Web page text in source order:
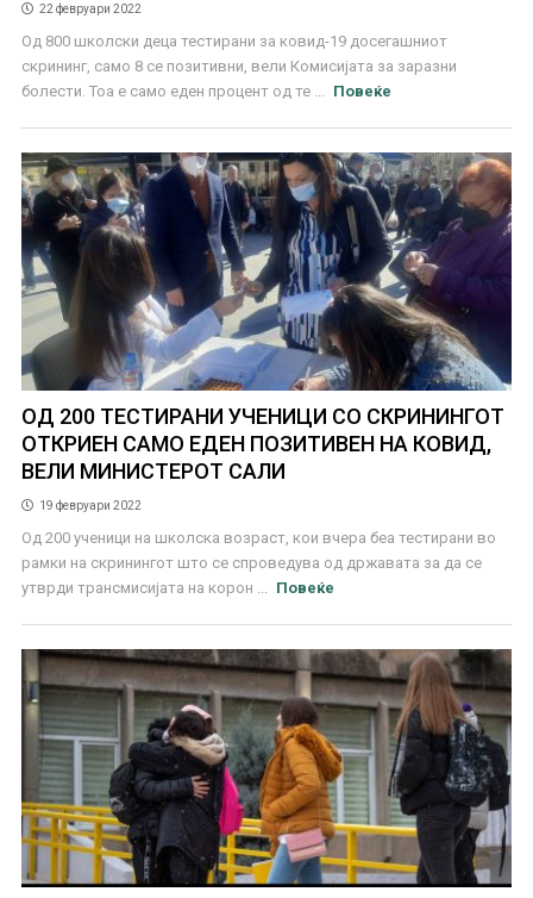
22 февруари 2022
Од 800 школски деца тестирани за ковид-19 досегашниот
скрининг, само 8 се позитивни, вели Комисијата за заразни
болести. Тоа е само еден процент од те ...
Повеќе
ОД 200 ТЕСТИРАНИ УЧЕНИЦИ СО СКРИНИНГОТ
ОТКРИЕН САМО ЕДЕН ПОЗИТИВЕН НА КОВИД,
ВЕЛИ МИНИСТЕРОТ САЛИ
19 февруари 2022
Од 200 ученици на школска возраст, кои вчера беа тестирани во
рамки на скринингот што се спроведува од државата за да се
утврди трансмисијата на корон ...
Повеќе